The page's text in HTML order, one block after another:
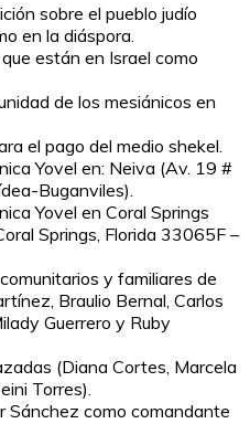
sobre el pueblo judío
en la diáspora.
están en Israel como
de los mesiánicos en
el pago del medio shekel.
Yovel en: Neiva (Av. 19 #
Buganviles).
Yovel en Coral Springs
Springs, Florida 33065F –
y familiares de
Braulio Bernal, Carlos
Guerrero y Ruby
(Diana Cortes, Marcela
Torres).
Sánchez como comandante